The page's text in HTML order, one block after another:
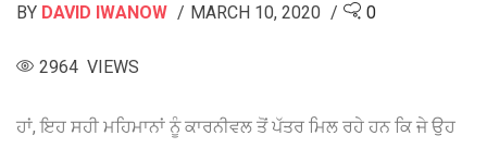
BY DAVID IWANOW MARCH 10, 2020 0
2964 VIEWS
ਹਾਂ, ਇਹ ਸਹੀ ਮਹਿਮਾਨਾਂ ਨੂੰ ਕਾਰਨੀਵਲ ਤੋਂ ਪੱਤਰ ਮਿਲ ਰਹੇ ਹਨ ਕਿ ਜੇ ਉਹ